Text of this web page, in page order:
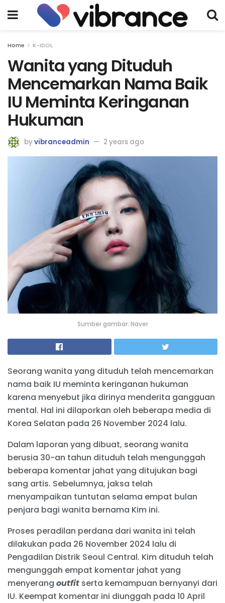
Home K-IDOL
Wanita yang Dituduh
Mencemarkan Nama Baik
IU Meminta Keringanan
Hukuman
byvibranceadmin 2 years ago
Sumber gambar: Naver
Seorang wanita yang dituduh telah mencemarkan
nama baik IU meminta keringanan hukuman
karena menyebut jika dirinya menderita gangguan
mental. Hal ini dilaporkan oleh beberapa media di
Korea Selatan pada 26 November 2024 lalu.
Dalam laporan yang dibuat, seorang wanita
berusia 30-an tahun dituduh telah mengunggah
beberapa komentar jahat yang ditujukan bagi
sang artis. Sebelumnya, jaksa telah
menyampaikan tuntutan selama empat bulan
penjara bagi wanita bernama Kim ini.
Proses peradilan perdana dari wanita ini telah
dilakukan pada 26 November 2024 lalu di
Pengadilan Distrik Seoul Central. Kim dituduh telah
mengunggah empat komentar jahat yang
menyerang outfit serta kemampuan bernyanyi dari
IU. Keempat komentar ini diunggah pada 10 April